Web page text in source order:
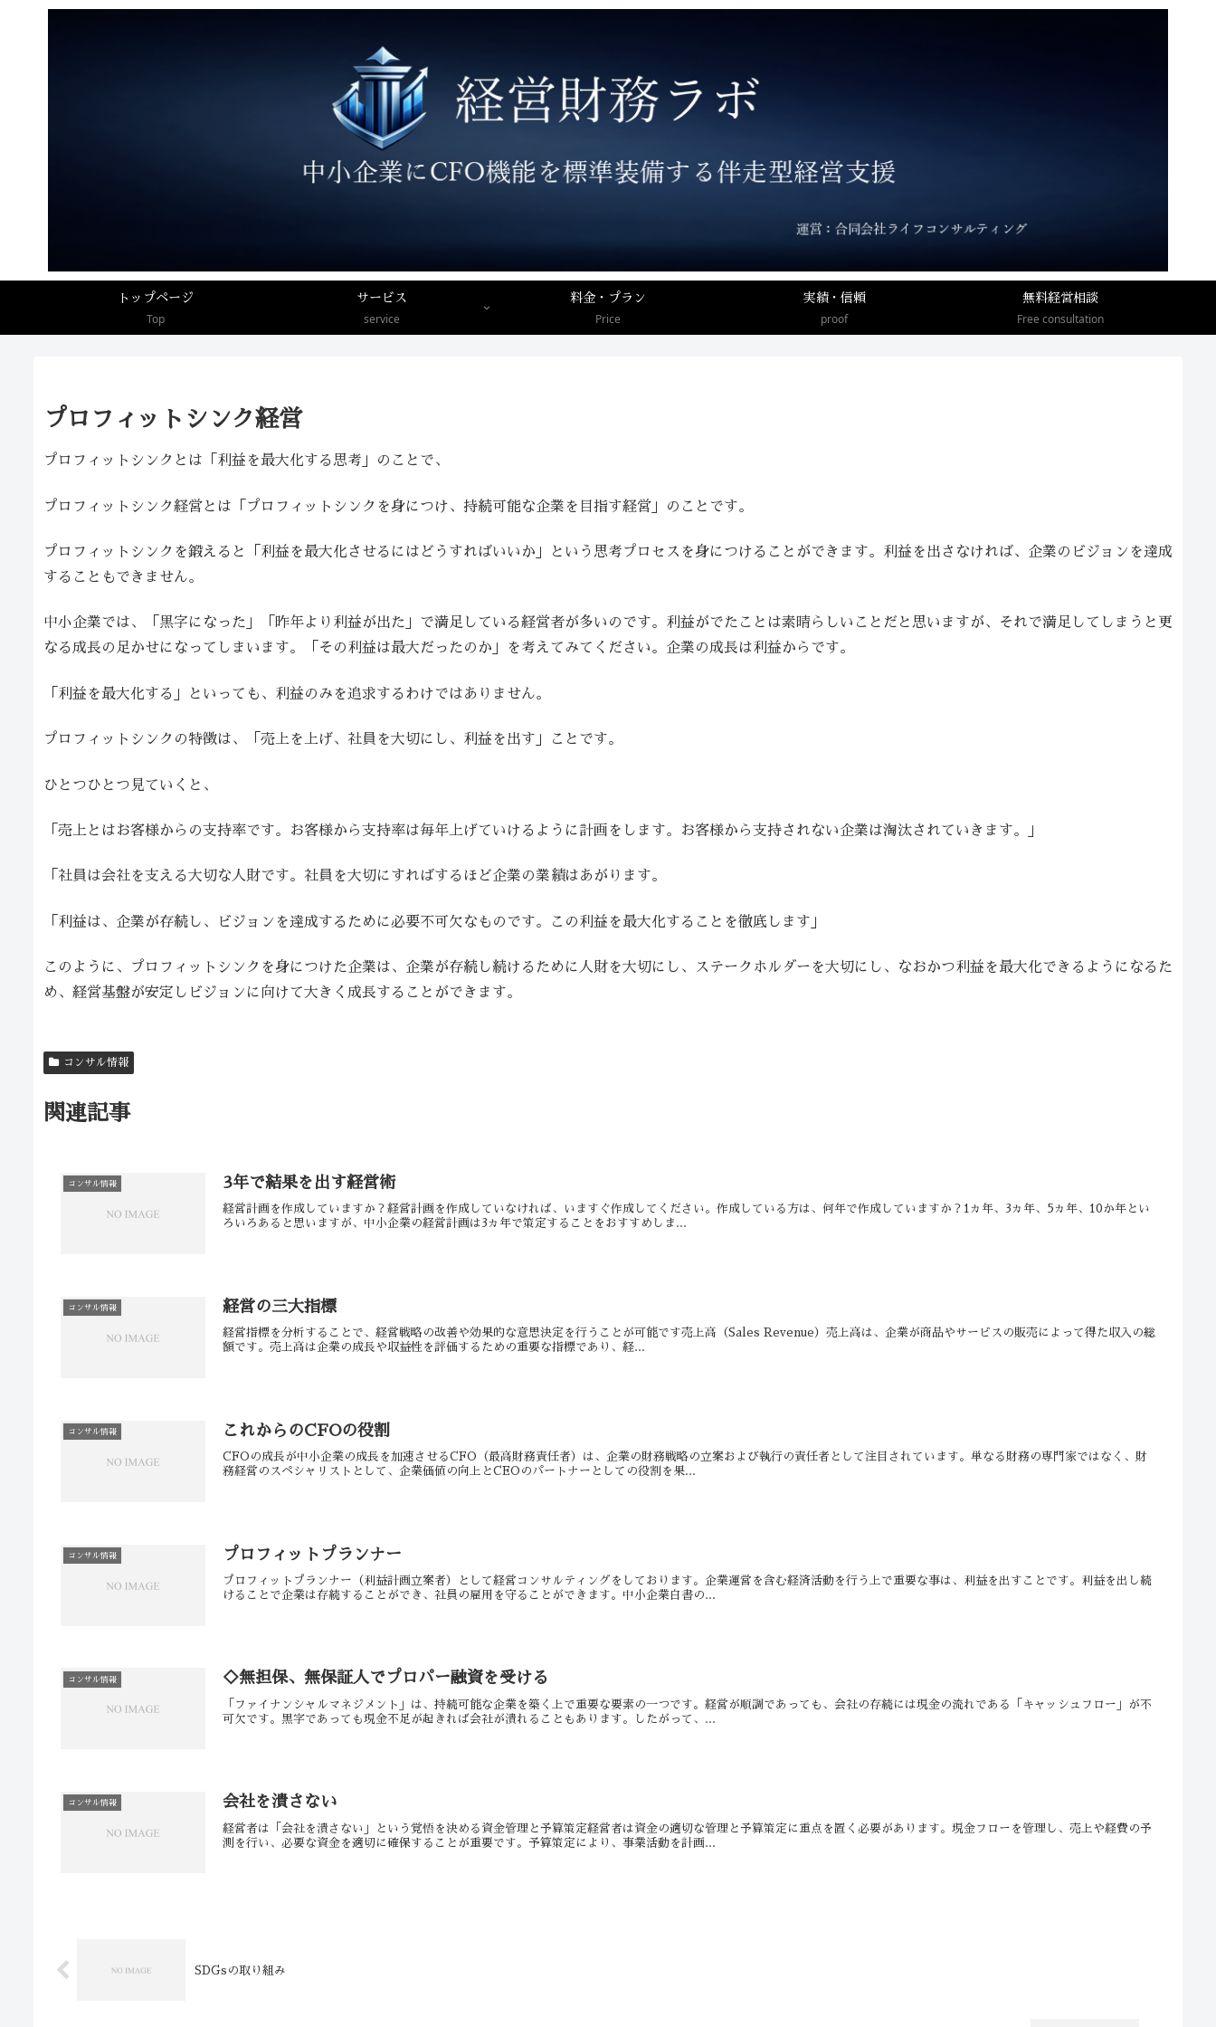
トップページ
Top
サービス
service
料金・プラン
Price
実績・信頼
proof
無料経営相談
Free consultation
プロフィットシンク経営
プロフィットシンクとは「利益を最大化する思考」のことで、
プロフィットシンク経営とは「プロフィットシンクを身につけ、持続可能な企業を目指す経営」のことです。
プロフィットシンクを鍛えると「利益を最大化させるにはどうすればいいか」という思考プロセスを身につけることができます。利益を出さなければ、企業のビジョンを達成
することもできません。
中小企業では、「黒字になった」「昨年より利益が出た」で満足している経営者が多いのです。利益がでたことは素晴らしいことだと思いますが、それで満足してしまうと更
なる成長の足かせになってしまいます。「その利益は最大だったのか」を考えてみてください。企業の成長は利益からです。
「利益を最大化する」といっても、利益のみを追求するわけではありません。
プロフィットシンクの特徴は、「売上を上げ、社員を大切にし、利益を出す」ことです。
ひとつひとつ見ていくと、
「売上とはお客様からの支持率です。お客様から支持率は毎年上げていけるように計画をします。お客様から支持されない企業は淘汰されていきます。」
「社員は会社を支える大切な人財です。社員を大切にすればするほど企業の業績はあがります。
「利益は、企業が存続し、ビジョンを達成するために必要不可欠なものです。この利益を最大化することを徹底します」
このように、プロフィットシンクを身につけた企業は、企業が存続し続けるために人財を大切にし、ステークホルダーを大切にし、なおかつ利益を最大化できるようになるた
め、経営基盤が安定しビジョンに向けて大きく成長することができます。
コンサル情報
関連記事
コンサル情報 3年で結果を出す経営術
経営計画を作成していますか？経営計画を作成していなければ、いますぐ作成してください。作成している方は、何年で作成していますか？1ヵ年、3ヵ年、5ヵ年、10か年とい
ろいろあると思いますが、中小企業の経営計画は3ヵ年で策定することをおすすめしま...
コンサル情報 経営の三大指標
経営指標を分析することで、経営戦略の改善や効果的な意思決定を行うことが可能です売上高（Sales Revenue）売上高は、企業が商品やサービスの販売によって得た収入の総
額です。売上高は企業の成長や収益性を評価するための重要な指標であり、経...
コンサル情報 これからのCFOの役割
CFOの成長が中小企業の成長を加速させるCFO（最高財務責任者）は、企業の財務戦略の立案および執行の責任者として注目されています。単なる財務の専門家ではなく、財
務経営のスペシャリストとして、企業価値の向上とCEOのパートナーとしての役割を果...
コンサル情報 プロフィットプランナー
プロフィットプランナー（利益計画立案者）として経営コンサルティングをしております。企業運営を含む経済活動を行う上で重要な事は、利益を出すことです。利益を出し続
けることで企業は存続することができ、社員の雇用を守ることができます。中小企業白書の...
コンサル情報 ◇無担保、無保証人でプロパー融資を受ける
「ファイナンシャルマネジメント」は、持続可能な企業を築く上で重要な要素の一つです。経営が順調であっても、会社の存続には現金の流れである「キャッシュフロー」が不
可欠です。黒字であっても現金不足が起きれば会社が潰れることもあります。したがって、...
コンサル情報 会社を潰さない
経営者は「会社を潰さない」という覚悟を決める資金管理と予算策定経営者は資金の適切な管理と予算策定に重点を置く必要があります。現金フローを管理し、売上や経費の予
測を行い、必要な資金を適切に確保することが重要です。予算策定により、事業活動を計画...
SDGsの取り組み